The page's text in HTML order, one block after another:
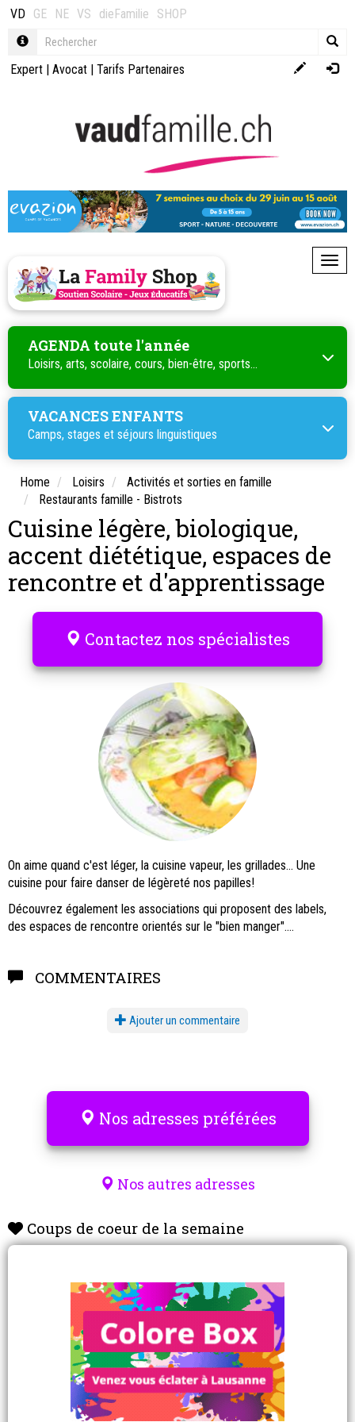
VD GE NE VS dieFamilie SHOP
Expert | Avocat | Tarifs Partenaires
AGENDA toute l'année
Loisirs, arts, scolaire, cours, bien-être, sports...
VACANCES ENFANTS
Camps, stages et séjours linguistiques
Home Loisirs
Activités et sorties en famille
Restaurants famille - Bistrots
Cuisine légère, biologique,
accent diététique, espaces de
rencontre et d'apprentissage
Contactez nos spécialistes
On aime quand c'est léger, la cuisine vapeur, les grillades... Une
cuisine pour faire danser de légèreté nos papilles!
Découvrez également les associations qui proposent des labels,
des espaces de rencontre orientés sur le "bien manger"....
COMMENTAIRES
Ajouter un commentaire
Nos adresses préférées
Nos autres adresses
Coups de coeur de la semaine